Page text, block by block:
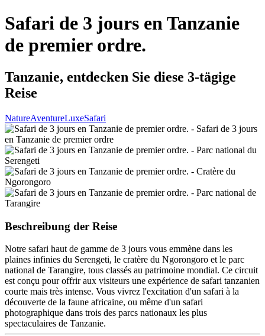
Safari de 3 jours en Tanzanie
de premier ordre.
Tanzanie, entdecken Sie diese 3-tägige
Reise
NatureAventureLuxeSafari
Beschreibung der Reise
Notre safari haut de gamme de 3 jours vous emmène dans les
plaines infinies du Serengeti, le cratère du Ngorongoro et le parc
national de Tarangire, tous classés au patrimoine mondial. Ce circuit
est conçu pour offrir aux visiteurs une expérience de safari tanzanien
courte mais très intense. Vous vivrez l'excitation d'un safari à la
découverte de la faune africaine, ou même d'un safari
photographique dans trois des parcs nationaux les plus
spectaculaires de Tanzanie.